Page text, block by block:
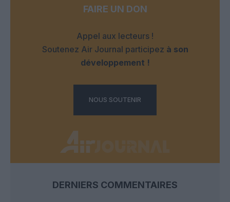
FAIRE UN DON
Appel aux lecteurs !
Soutenez Air Journal participez à son
développement !
NOUS SOUTENIR
DERNIERS COMMENTAIRES